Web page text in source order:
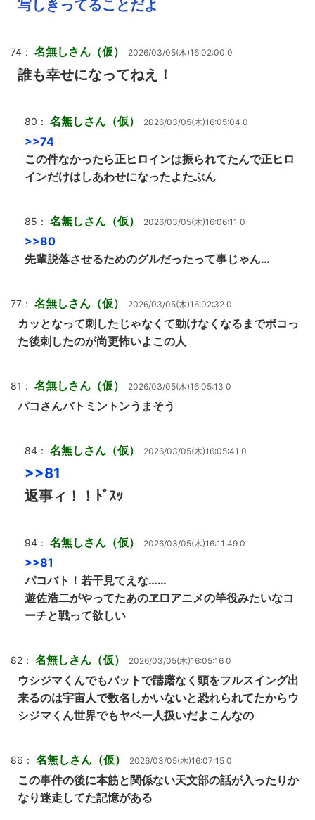
写しきってることだよ
74： 名無しさん（仮） 2026/03/05(木)16:02:00 0
誰も幸せになってねえ！
80： 名無しさん（仮） 2026/03/05(木)16:05:04 0
>>74
この件なかったら正ヒロインは振られてたんで正ヒロ
インだけはしあわせになったよたぶん
85： 名無しさん（仮） 2026/03/05(木)16:06:11 0
>>80
先輩脱落させるためのグルだったって事じゃん…
77： 名無しさん（仮） 2026/03/05(木)16:02:32 0
カッとなって刺したじゃなくて動けなくなるまでボコっ
た後刺したのが尚更怖いよこの人
81： 名無しさん（仮） 2026/03/05(木)16:05:13 0
パコさんバトミントンうまそう
84： 名無しさん（仮） 2026/03/05(木)16:05:41 0
>>81
返事ィ！！ﾄﾞｽｯ
94： 名無しさん（仮） 2026/03/05(木)16:11:49 0
>>81
パコバト！若干見てえな……
遊佐浩二がやってたあのヱ□アニメの竿役みたいなコ
ーチと戦って欲しい
82： 名無しさん（仮） 2026/03/05(木)16:05:16 0
ウシジマくんでもバットで躊躇なく頭をフルスイング出
来るのは宇宙人で数名しかいないと恐れられてたからウ
シジマくん世界でもヤベー人扱いだよこんなの
86： 名無しさん（仮） 2026/03/05(木)16:07:15 0
この事件の後に本筋と関係ない天文部の話が入ったりか
なり迷走してた記憶がある